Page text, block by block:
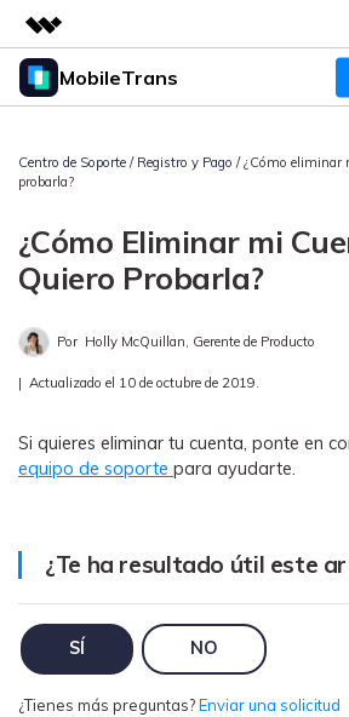
Productos destacados
Utilidades
Resumen
Sala de prensa
Soporte
MobileTrans
Transferencia
WhatsApp y más
Respaldo y
Realiza y restaura
WhatsApp.
Transferencia
Celular a Otro
Transfiere
Precios para Windows
Precios para Empresas
Descuentos Educativos
Soporte
Preguntas Frecuentes
Más Soporte
Blog
Tendencias
Concursos y eventos Descargar
Centro de Soporte / Registro y Pago / ¿Cómo eliminar
probarla?
¿Cómo Eliminar mi
Quiero Probarla?
Por Holly McQuillan, Gerente de Producto
| Actualizado el 10 de octubre de 2019.
Si quieres eliminar tu cuenta, ponte en
equipo de soporte para ayudarte.
¿Te ha resultado útil este
SÍ NO
¿Tienes más preguntas?Enviar una solicitud